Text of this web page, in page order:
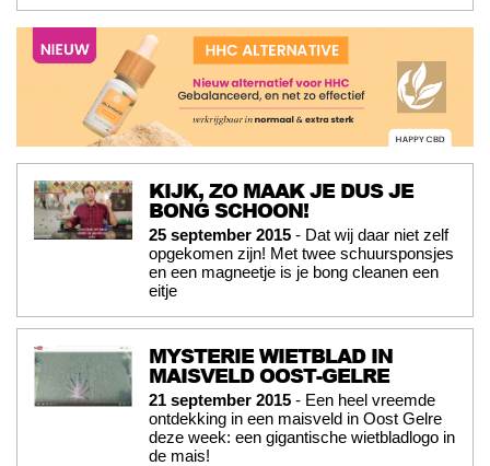
KIJK, ZO MAAK JE DUS JE
BONG SCHOON!
25 september 2015 - Dat wij daar niet zelf
opgekomen zijn! Met twee schuursponsjes
en een magneetje is je bong cleanen een
eitje
MYSTERIE WIETBLAD IN
MAISVELD OOST-GELRE
21 september 2015 - Een heel vreemde
ontdekking in een maisveld in Oost Gelre
deze week: een gigantische wietbladlogo in
de mais!